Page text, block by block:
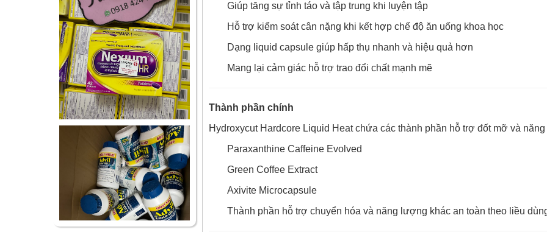
Giúp tăng sự tỉnh táo và tập trung khi luyện tập
Hỗ trợ kiểm soát cân nặng khi kết hợp chế độ ăn uống khoa học
Dạng liquid capsule giúp hấp thụ nhanh và hiệu quả hơn
Mang lại cảm giác hỗ trợ trao đổi chất mạnh mẽ
Thành phần chính
Hydroxycut Hardcore Liquid Heat chứa các thành phần hỗ trợ đốt mỡ và
Paraxanthine Caffeine Evolved
Green Coffee Extract
Axivite Microcapsule
Thành phần hỗ trợ chuyển hóa và năng lượng khác an toàn theo liều